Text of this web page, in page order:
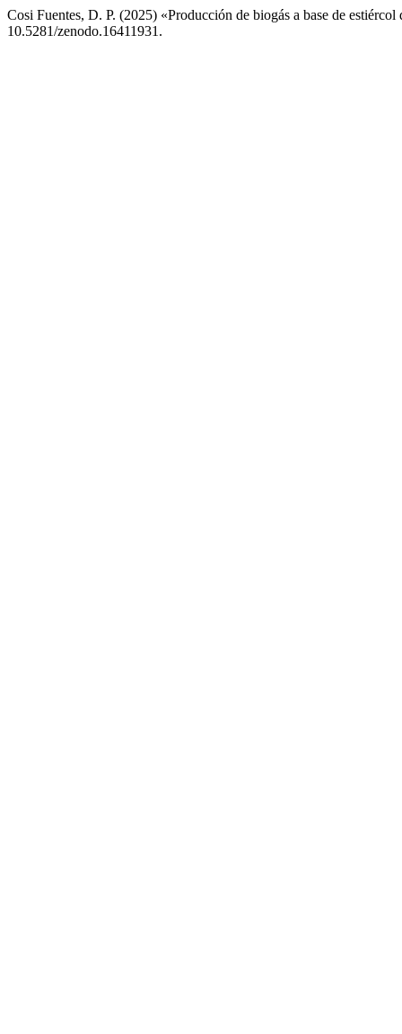
Cosi Fuentes, D. P. (2025) «Producción de biogás a base de
10.5281/zenodo.16411931.